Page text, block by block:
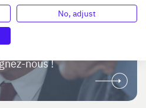
Bénévole
ou cadre dirigeant
des repreneurs ou
nous !
No, adjust